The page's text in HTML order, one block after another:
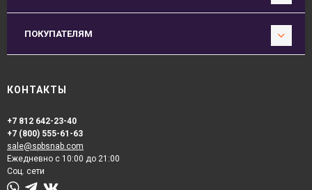
ПОКУПАТЕЛЯМ
КОНТАКТЫ
+7 812 642-23-40
+7 (800) 555-61-63
sale@spbsnab.com
Ежедневно с 10:00 до 21:00
Соц. сети